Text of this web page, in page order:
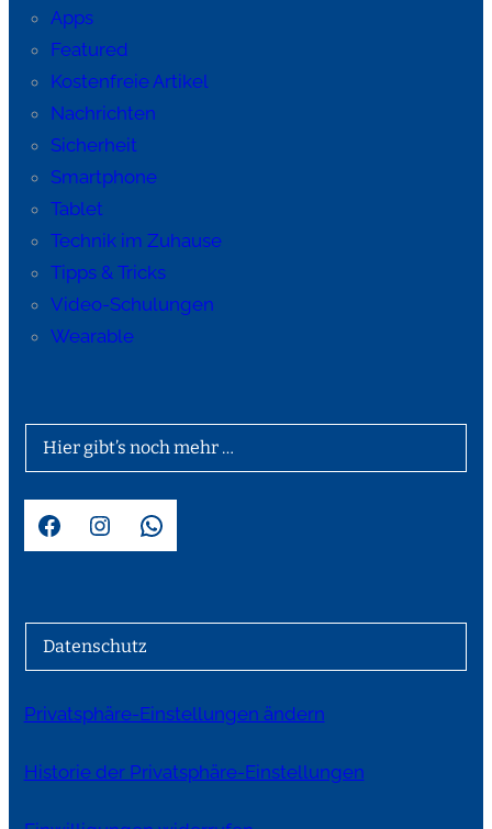
Apps
Featured
Kostenfreie Artikel
Nachrichten
Sicherheit
Smartphone
Tablet
Technik im Zuhause
Tipps & Tricks
Video-Schulungen
Wearable
Hier gibt’s noch mehr …
Facebook Instagram WhatsApp
Datenschutz
Privatsphäre-Einstellungen ändern
Historie der Privatsphäre-Einstellungen